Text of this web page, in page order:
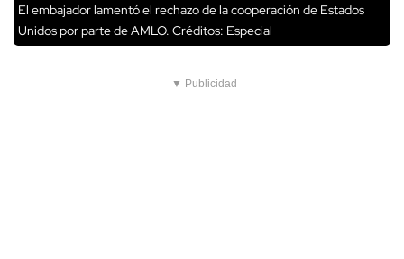
El embajador lamentó el rechazo de la cooperación de Estados
Unidos por parte de AMLO. Créditos: Especial
▼ Publicidad